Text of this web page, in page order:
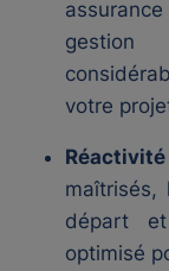
votre
maîtrisés,
départ
optimisé